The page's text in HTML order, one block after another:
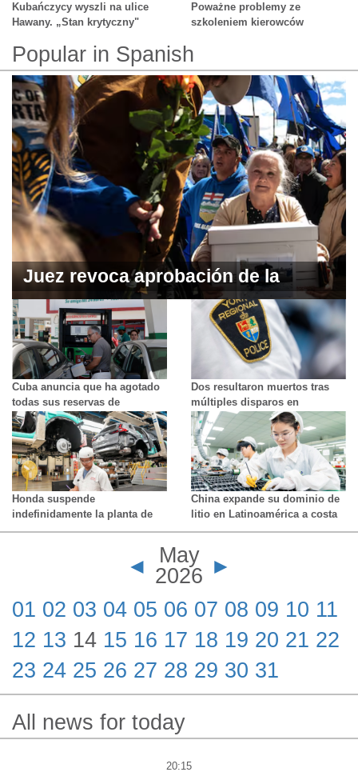
Kubańczycy wyszli na ulice
Hawany. „Stan krytyczny"
Poważne problemy ze
szkoleniem kierowców
Popular in Spanish
Juez revoca aprobación de la
petición de referéndum de
separación por parte de Elections
Alberta
Cuba anuncia que ha agotado
todas sus reservas de
combustible: “No tenemos
absolutamente nada”
Dos resultaron muertos tras
múltiples disparos en
Woodbridge
Honda suspende
indefinidamente la planta de
vehículos eléctricos de 15.000
millones de dólares en Ontario
China expande su dominio de
litio en Latinoamérica a costa
de ecosistemas sin agua
◄
May
2026 ►
01 02 03 04 05 06 07 08 09 10 11
12 13 14 15 16 17 18 19 20 21 22
23 24 25 26 27 28 29 30 31
All news for today
20:15